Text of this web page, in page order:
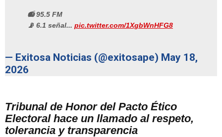
📻 95.5 FM
📡 6.1 señal... pic.twitter.com/1XgbWnHFG8
— Exitosa Noticias (@exitosape) May 18,
2026
Tribunal de Honor del Pacto Ético
Electoral hace un llamado al respeto,
tolerancia y transparencia